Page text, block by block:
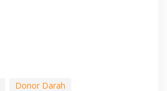
Donor Darah